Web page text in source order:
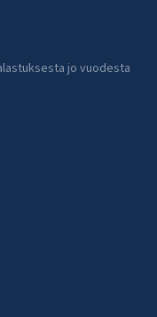
jo vuodesta